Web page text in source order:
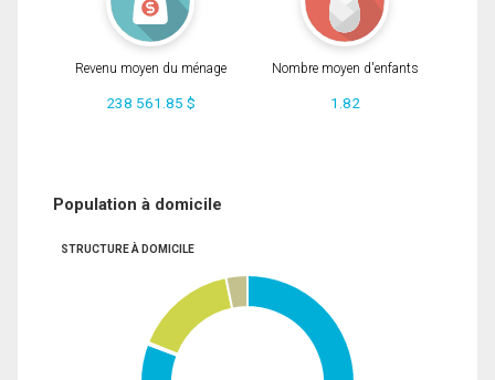
Revenu moyen du ménage
238 561.85 $
Nombre moyen d'enfants
1.82
Population à domicile
STRUCTURE À DOMICILE